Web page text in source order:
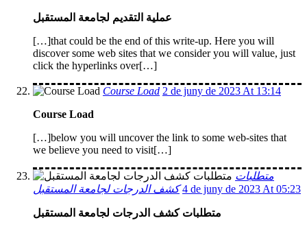
عملية التقديم لجامعة المستقبل
[…]that could be the end of this write-up. Here you will
discover some web sites that we consider you will value, just
click the hyperlinks over[…]
Course Load 2 de juny de 2023 At 13:14
Course Load
[…]below you will uncover the link to some web-sites that
we believe you need to visit[…]
متطلبات
كشف الدرجات لجامعة المستقبل 4 de juny de 2023 At 05:23
متطلبات كشف الدرجات لجامعة المستقبل